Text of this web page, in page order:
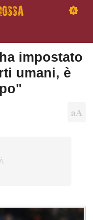
impostato
umani, è